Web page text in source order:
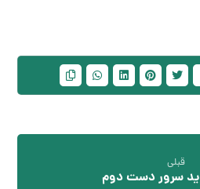
قبلی
سرور دست دوم